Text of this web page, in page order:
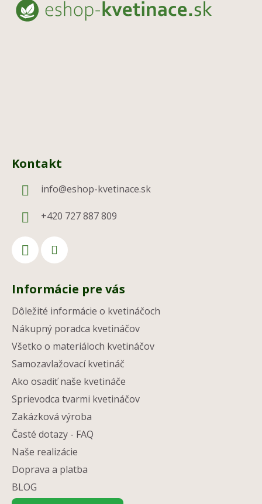
Kontakt
info@eshop-kvetinace.sk
+420 727 887 809
Informácie pre vás
Dôležité informácie o kvetináčoch
Nákupný poradca kvetináčov
Všetko o materiáloch kvetináčov
Samozavlažovací kvetináč
Ako osadiť naše kvetináče
Sprievodca tvarmi kvetináčov
Zakázková výroba
Časté dotazy - FAQ
Naše realizácie
Doprava a platba
BLOG